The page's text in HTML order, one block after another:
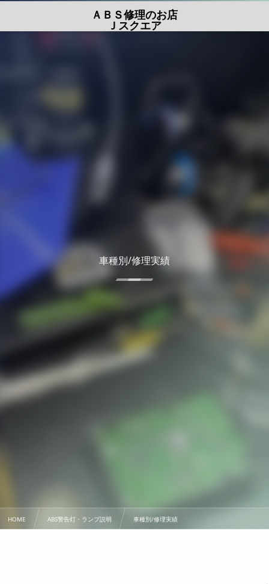
ＡＢＳ修理のお店
Ｊスクエア
車種別/修理実績
HOME ABS警告灯・ランプ説明 車種別/修理実績